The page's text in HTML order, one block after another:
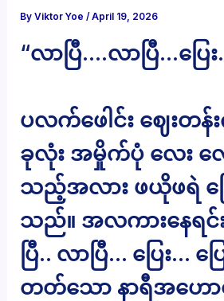
ByViktor Yoe/April 19, 2026
“လာပြီ….လာပြီ…ပြေး
ပလက်ဖေါင်း ဈေးတ
ခုလုံး အမှိုက်ပုံ လေး
သည့်အလား ဖယိုဖရဲ ပြ
သည်။ အလကားနေရင်
ပြီ.. လာပြီ… ပြေး… ပ
တတ်သော နာရီအဟော